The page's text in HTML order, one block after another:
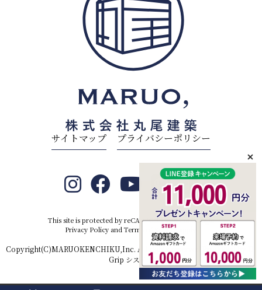
サイトマップ プライバシーポリシー
This site is protected by reCAPTCHA and the Google
Privacy Policyand Terms of Service
Copyright(C)MARUOKENCHIKU,Inc. All rights reserved.Produced by
Grip システム